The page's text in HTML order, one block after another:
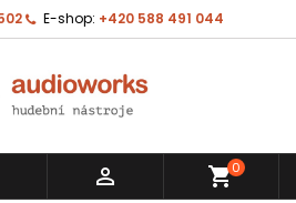
E-shop: +420 588 491 044
 shopping_cart0